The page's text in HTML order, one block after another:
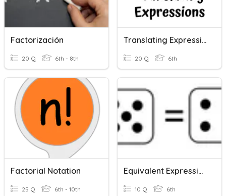
Factorización
20 Q 6th - 8th
Translating Expressions
20 Q 6th
Factorial Notation
25 Q 6th - 10th
Equivalent Expressions
10 Q 6th